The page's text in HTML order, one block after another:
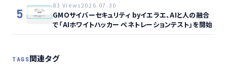
5
83 Views2026.07.30
GMOサイバーセキュリティ byイエラエ、AIと人の融合
で「AIホワイトハッカー ペネトレーションテスト」を開始
TAGS関連タグ